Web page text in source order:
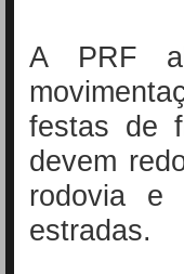
A PRF
festas de
devem
rodovia e
estradas.